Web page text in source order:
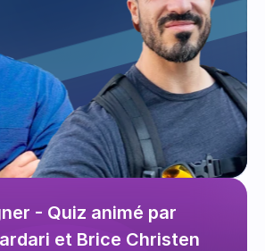
- Quiz animé par
et Brice Christen